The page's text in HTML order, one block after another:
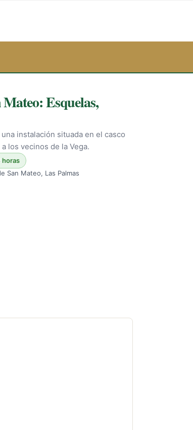
Esquelas,
instalación situada en el casco
los vecinos de la Vega.
horas
San Mateo, Las Palmas